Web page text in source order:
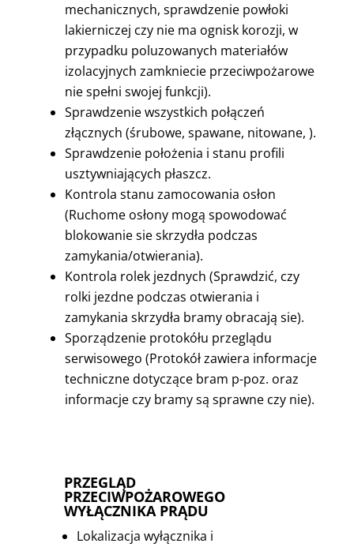
mechanicznych, sprawdzenie powłoki
lakierniczej czy nie ma ognisk korozji, w
przypadku poluzowanych materiałów
izolacyjnych zamkniecie przeciwpożarowe
nie spełni swojej funkcji).
Sprawdzenie wszystkich połączeń
złącznych (śrubowe, spawane, nitowane, ).
Sprawdzenie położenia i stanu profili
usztywniających płaszcz.
Kontrola stanu zamocowania osłon
(Ruchome osłony mogą spowodować
blokowanie sie skrzydła podczas
zamykania/otwierania).
Kontrola rolek jezdnych (Sprawdzić, czy
rolki jezdne podczas otwierania i
zamykania skrzydła bramy obracają sie).
Sporządzenie protokółu przeglądu
serwisowego (Protokół zawiera informacje
techniczne dotyczące bram p-poz. oraz
informacje czy bramy są sprawne czy nie).
PRZEGLĄD
PRZECIWPOŻAROWEGO
WYŁĄCZNIKA PRĄDU
Lokalizacja wyłącznika i